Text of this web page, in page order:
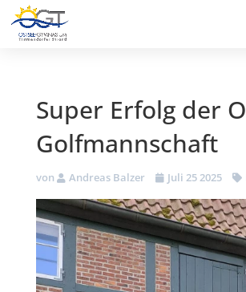
Super Erfolg der
Golfmannschaft
von Andreas Balzer Juli 25 2025